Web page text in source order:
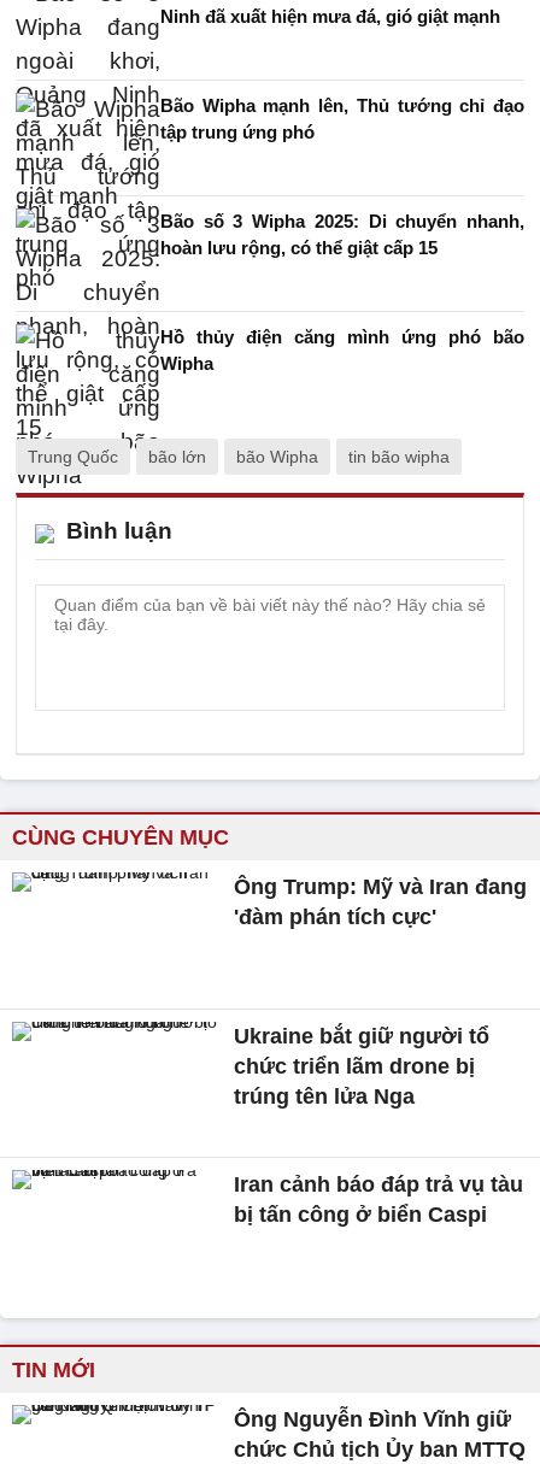
Ninh đã xuất hiện mưa đá, gió giật mạnh
Bão Wipha mạnh lên, Thủ tướng chỉ đạo
tập trung ứng phó
Bão số 3 Wipha 2025: Di chuyển nhanh,
hoàn lưu rộng, có thể giật cấp 15
Hồ thủy điện căng mình ứng phó bão
Wipha
Trung Quốc bão lớn bão Wipha tin bão wipha
Bình luận
CÙNG CHUYÊN MỤC
Ông Trump: Mỹ và Iran đang
'đàm phán tích cực'
Ukraine bắt giữ người tổ
chức triển lãm drone bị
trúng tên lửa Nga
Iran cảnh báo đáp trả vụ tàu
bị tấn công ở biển Caspi
TIN MỚI
Ông Nguyễn Đình Vĩnh giữ
chức Chủ tịch Ủy ban MTTQ